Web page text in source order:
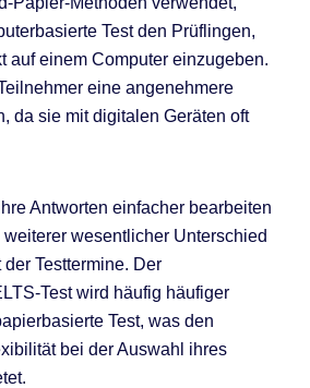
Test den Prüflingen,
auf einem Computer einzugeben.
eine angenehmere
da sie mit digitalen Geräten oft
Antworten einfacher bearbeiten
wesentlicher Unterschied
Testtermine. Der
Test wird häufig häufiger
Test, was den
bei der Auswahl ihres